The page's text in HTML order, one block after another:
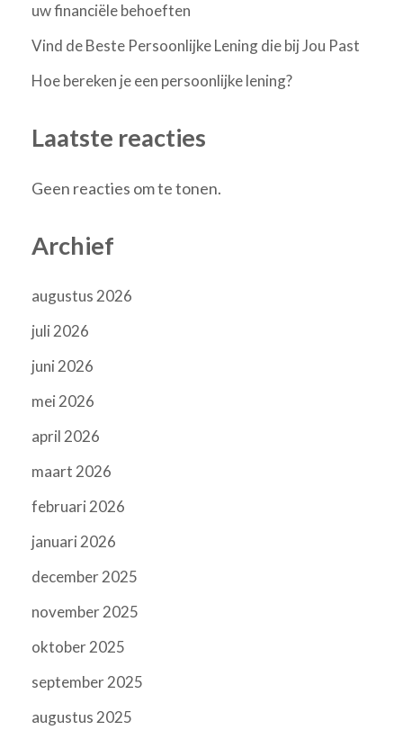
uw financiële behoeften
Vind de Beste Persoonlijke Lening die bij Jou Past
Hoe bereken je een persoonlijke lening?
Laatste reacties
Geen reacties om te tonen.
Archief
augustus 2026
juli 2026
juni 2026
mei 2026
april 2026
maart 2026
februari 2026
januari 2026
december 2025
november 2025
oktober 2025
september 2025
augustus 2025